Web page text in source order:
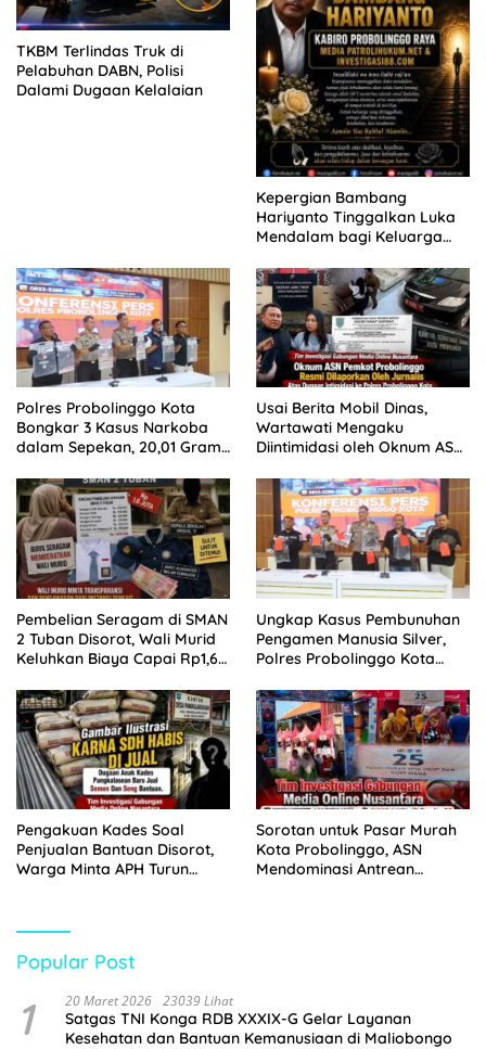
TKBM Terlindas Truk di
Pelabuhan DABN, Polisi
Dalami Dugaan Kelalaian
Kepergian Bambang
Hariyanto Tinggalkan Luka
Mendalam bagi Keluarga
Polres Probolinggo Kota
Bongkar 3 Kasus Narkoba
dalam Sepekan, 20,01 Gram
Usai Berita Mobil Dinas,
Wartawati Mengaku
Diintimidasi oleh Oknum ASN
Tempuh Jalur Hukum
Pembelian Seragam di SMAN
2 Tuban Disorot, Wali Murid
Keluhkan Biaya Capai Rp1,6
Ungkap Kasus Pembunuhan
Pengamen Manusia Silver,
Polres Probolinggo Kota
Pengakuan Kades Soal
Penjualan Bantuan Disorot,
Warga Minta APH Turun
Sorotan untuk Pasar Murah
Kota Probolinggo, ASN
Mendominasi Antrean
Popular Post
1 20 Maret 2026 23039 Lihat
Satgas TNI Konga RDB XXXIX-G Gelar Layanan
Kesehatan dan Bantuan Kemanusiaan di Maliobongo